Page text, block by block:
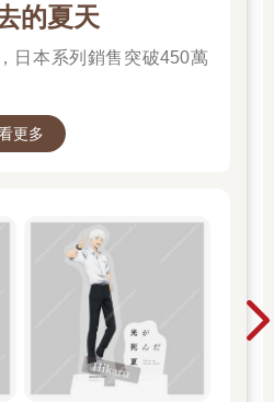
的夏天
日本系列銷售突破450萬
更多